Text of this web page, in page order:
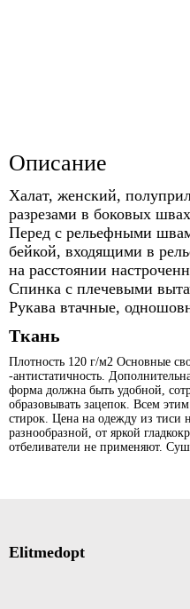
Описание
Халат, женский,
разрезами в боковых
Перед с рельефными
бейкой, входящими в
на расстоянии
Спинка с плечевыми
Рукава втачные,
Ткань
Плотность 120 г/м2 Основные
-антистатичность.
форма должна быть удобной,
образовывать зацепок. Всем
стирок. Цена на одежду из тиси
разнообразной, от яркой
отбеливатели не применяют.
Elitmedopt